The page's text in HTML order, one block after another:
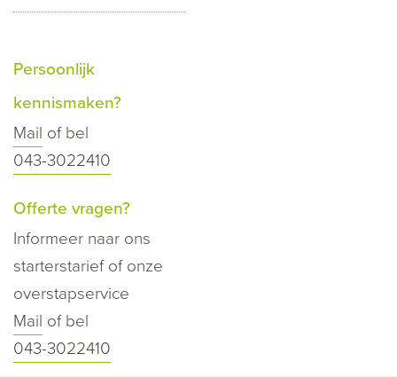
Persoonlijk
kennismaken?
Mail of bel
043-3022410
Offerte vragen?
Informeer naar ons
starterstarief of onze
overstapservice
Mail of bel
043-3022410